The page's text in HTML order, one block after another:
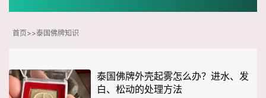
首页>>泰国佛牌知识
泰国佛牌外壳起雾怎么办？进水、发
白、松动的处理方法